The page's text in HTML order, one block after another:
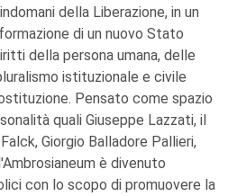
della Liberazione, in un
di un nuovo Stato
della persona umana, delle
istituzionale e civile
Pensato come spazio
quali Giuseppe Lazzati, il
Giorgio Balladore Pallieri,
è divenuto
con lo scopo di promuovere la